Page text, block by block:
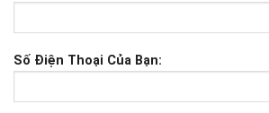
Số Điện Thoại Của Bạn: